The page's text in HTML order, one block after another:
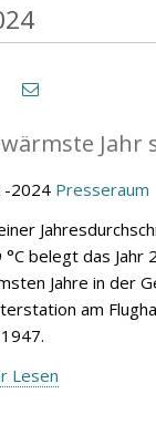
Jahr
2024 Presseraum
°C belegt das Jahr
Jahre in der
am
Lesen